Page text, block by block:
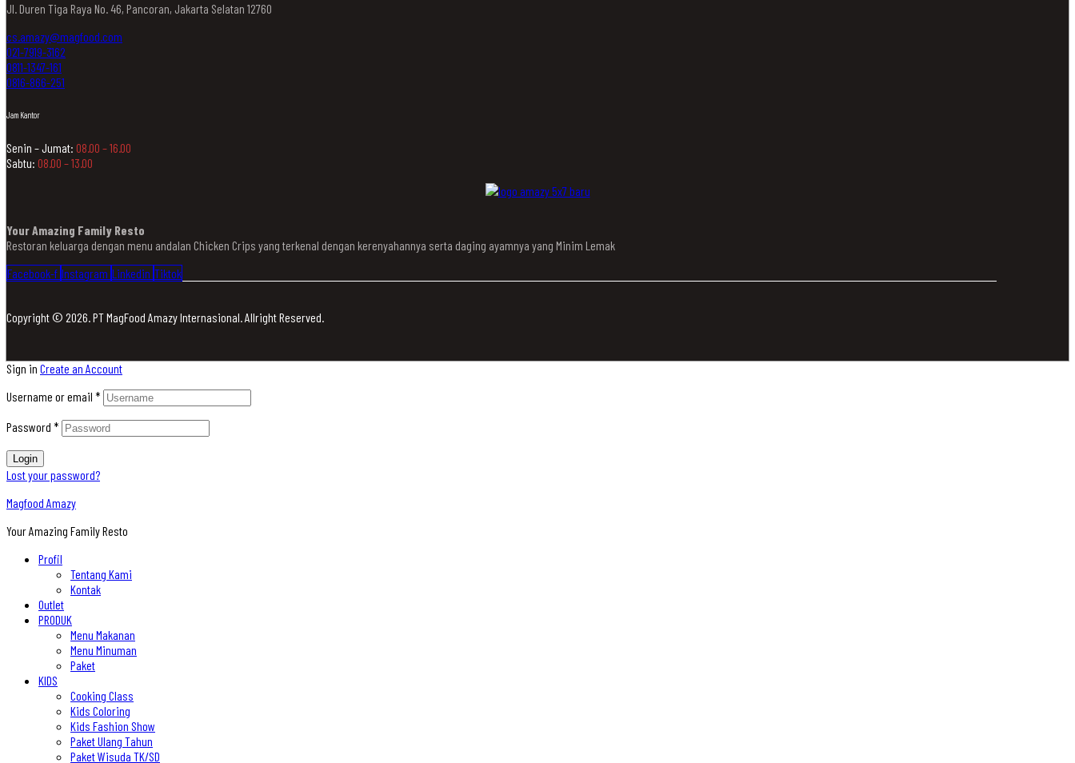
Jl. Duren Tiga Raya No. 46, Pancoran, Jakarta Selatan 12760
cs.amazy@magfood.com
021-7919-3162
0811-1347-161
0816-866-251
Jam Kantor
Senin – Jumat: 08.00 – 16.00
Sabtu: 08.00 – 13.00
Your Amazing Family Resto
Restoran keluarga dengan menu andalan Chicken Crips yang terkenal dengan kerenyahannya serta daging ayamnya yang Minim Lemak
Facebook-f Instagram Linkedin Tiktok
Copyright © 2026. PT MagFood Amazy Internasional. Allright Reserved.
Sign in Create an Account
Username or email *
Password *
Login
Lost your password?
Magfood Amazy
Your Amazing Family Resto
Profil
Tentang Kami
Kontak
Outlet
PRODUK
Menu Makanan
Menu Minuman
Paket
KIDS
Cooking Class
Kids Coloring
Kids Fashion Show
Paket Ulang Tahun
Paket Wisuda TK/SD